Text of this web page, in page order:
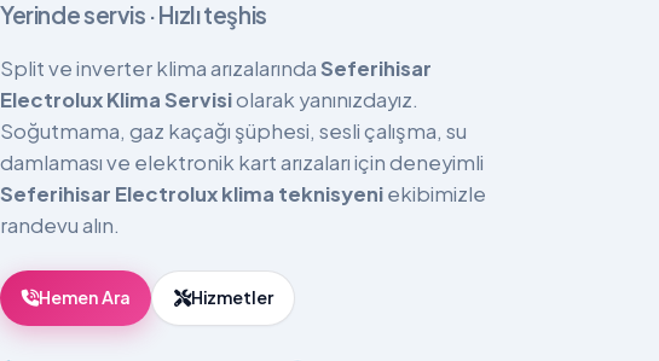
Yerinde servis · Hızlı teşhis
Split ve inverter klima arızalarında Seferihisar
Electrolux Klima Servisiolarak yanınızdayız.
Soğutmama, gaz kaçağı şüphesi, sesli çalışma, su
damlaması ve elektronik kart arızaları için deneyimli
Seferihisar Electrolux klima teknisyeniekibimizle
randevu alın.
Hemen Ara Hizmetler